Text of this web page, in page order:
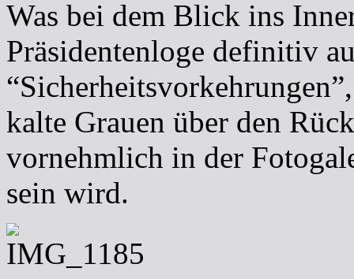
Was bei dem Blick ins
Präsidentenloge definitiv
kalte Grauen über den
vornehmlich in der
sein wird.